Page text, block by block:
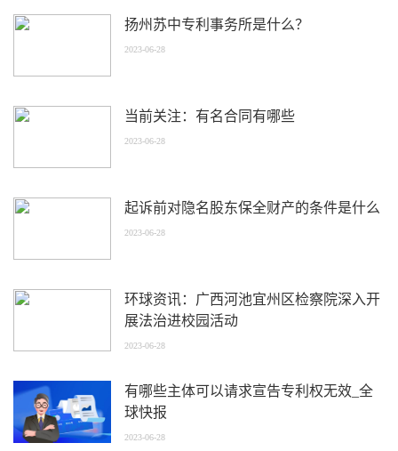
扬州苏中专利事务所是什么？
2023-06-28
当前关注：有名合同有哪些
2023-06-28
起诉前对隐名股东保全财产的条件是什么
2023-06-28
环球资讯：广西河池宜州区检察院深入开
展法治进校园活动
2023-06-28
有哪些主体可以请求宣告专利权无效_全
球快报
2023-06-28